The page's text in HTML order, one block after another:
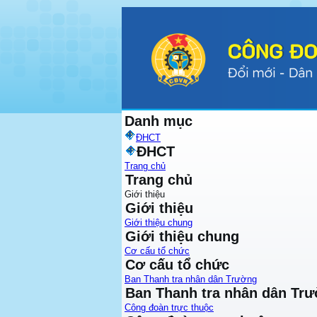
Danh mục
ĐHCT
ĐHCT
Trang chủ
Trang chủ
Giới thiệu
Giới thiệu
Giới thiệu chung
Giới thiệu chung
Cơ cấu tổ chức
Cơ cấu tổ chức
Ban Thanh tra nhân dân Trường
Ban Thanh tra nhân dân
Công đoàn trực thuộc